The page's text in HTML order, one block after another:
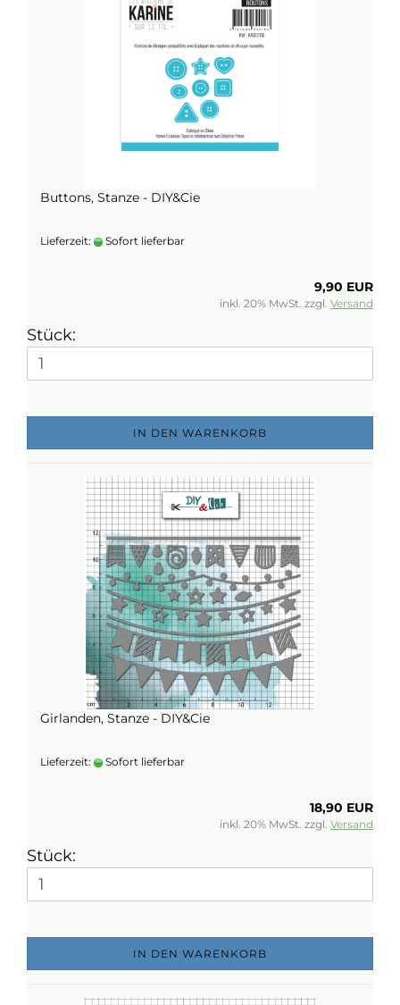
Buttons, Stanze - DIY&Cie
Lieferzeit: Sofort lieferbar
9,90 EUR
inkl. 20% MwSt. zzgl. Versand
Stück:
IN DEN WARENKORB
Girlanden, Stanze - DIY&Cie
Lieferzeit: Sofort lieferbar
18,90 EUR
inkl. 20% MwSt. zzgl. Versand
Stück:
IN DEN WARENKORB